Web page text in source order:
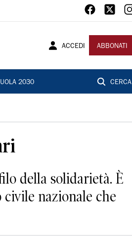
ACCEDI ABBONATI
2030 CERCA
della solidarietà. È
nazionale che